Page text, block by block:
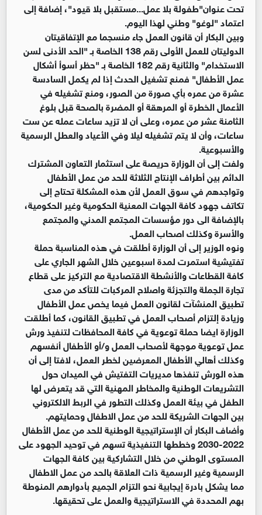
تحت عنوان"طفولة بلا عمل...مستقبل بلا قيود"، إضافة إلى
اعتماد "لوغو" وطني لهذا اليوم.
وبين البكار أن قانون العمل جاء منسجما مع الإتفاقيتان
الدوليتان للعمل الأولى رقم 138 الخاصة بـ "الحد الأدنى لسن
الاستخدام" والثانية رقم 182 الخاصة بـ "حظر أسوأ أشكال
عمل الأطفال" فمنع تشغيل الحدث إذا لم يكمل السادسة
عشرة من عمره بأي صورة من الصور، ومنع تشغيله في
الأعمال الخطرة أو المرهقة أو المضرة بالصحة قبل بلوغ
الثامنة عشر من عمره، وعلى أن لا تزيد ساعات عمله عن ست
ساعات، وأن لا يتم تشغيله ليلا وفي الأعياد والعطل الرسمية
والأسبوعية.
ولفت إلى أن الوزارة حريصة على استثمار التعاون المشترك
الدائم بين أطراف الإنتاج الثلاثة للحد من عمل الأطفال
وتواجدهم في سوق العمل لأن هذه المشكلة تحتاج إلى
تكاتف جهود كافة الجهات المعنية الحكومية وغير الحكومية،
بالإضافة الى دور مؤسسات المجتمع المدني والمجتمع
والأسرة وكذلك اصحاب العمل.
ونوه الوزير إلى أن الوزارة أطلقت في هذه المناسبة حملة
تفتيشية استمرت لمدة اسبوعين خلال الشهر الجاري على
كافة القطاعات والأنشطة الاقتصادية مع التركيز على قطاع
تجارة الجملة والتجزئة واصلاح المركبات للتأكد من مدى
تطبيق المنشآت لقانون العمل فيما يخص عمل الأطفال
وزيادة إلتزام أصحاب العمل في تطبيق القانون، كما أطلقت
الوزارة ايضا حملة توعوية في كافة المحافظات لتنفيذ ورش
عمل توعوية موجهة لأصحاب العمل و/أو الأطفال أنفسهم
وكذلك أهالي الأطفال المعرضين لخطر العمل، لافتا إلى أن
هذه الورش تنفذها مديريات التفتيش في الميدان حول
التشريعات الوطنية والمخاطر المهنية التي قد يتعرض لها
الطفل في بيئة العمل وكذلك التطور في الربط الالكتروني
بين الجهات الشريكة للحد من عمل الاطفال وحمايتهم.
وأضاف البكار أن الإستراتيجية الوطنية للحد من عمل الأطفال
2022-2030 وخططها التنفيذية تسهم في توحيد الجهود على
المستوى الوطني من خلال التشاركية بين كافة الجهات
الرسمية وغير الرسمية ذات العلاقة بالحد من عمل الاطفال
مما يشكل بادرة إيجابية نحو التزام الجميع بأدوارهم المنوطة
بهم المحددة في الاستراتيجية والعمل على تحقيقها.